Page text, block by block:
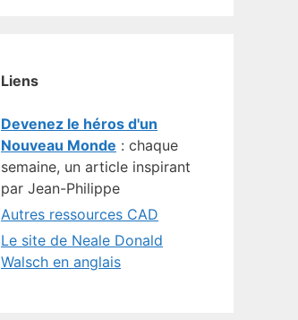
Liens
Devenez le héros d'un
Nouveau Monde : chaque
semaine, un article inspirant
par Jean-Philippe
Autres ressources CAD
Le site de Neale Donald
Walsch en anglais